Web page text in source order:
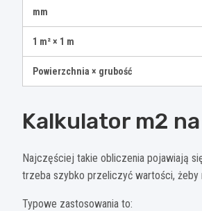
mm
1 m² × 1 m
Powierzchnia × grubość
Kalkulator m2
Najczęściej takie obliczenia pojawiają
trzeba szybko przeliczyć wartości, żeby
Typowe zastosowania to: